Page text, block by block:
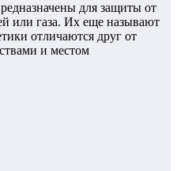
для защиты от
или газа. Их еще называют
отличаются друг от
и местом